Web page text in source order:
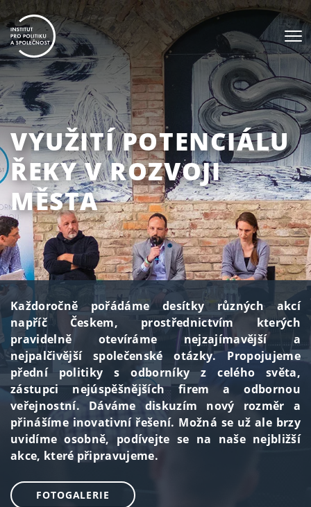
VYUŽITÍ POTENCIÁLU
ŘEKY V ROZVOJI
MĚSTA
Každoročně pořádáme desítky různých akcí
napříč Českem, prostřednictvím kterých
pravidelně otevíráme nejzajímavější a
nejpalčivější společenské otázky. Propojujeme
přední politiky s odborníky z celého světa,
zástupci nejúspěšnějších firem a odbornou
veřejnostní. Dáváme diskuzím nový rozměr a
přinášíme inovativní řešení. Možná se už ale brzy
uvidíme osobně, podívejte se na naše nejbližší
akce, které připravujeme.
FOTOGALERIE